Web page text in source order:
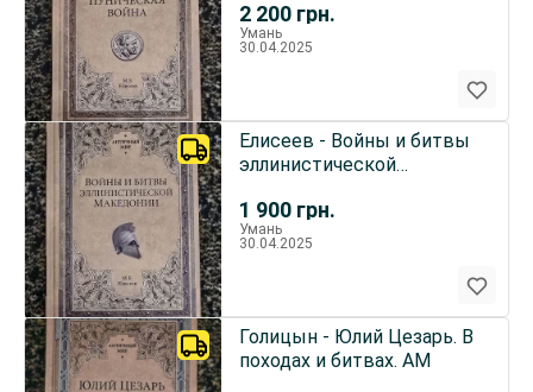
2 200 грн.
Умань
30.04.2025
1 900 грн.
Елисеев - Войны и битвы
эллинистической
Умань
30.04.2025
Голицын - Юлий Цезарь. В
походах и битвах. АМ